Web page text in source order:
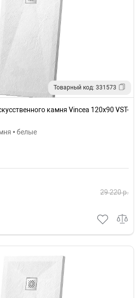
Товарный код: 331573
камня Vincea 120x90 VST-
• белые
29 220 р.